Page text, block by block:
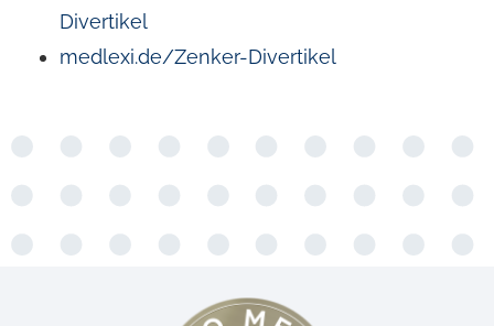
Divertikel
medlexi.de/Zenker-Divertikel